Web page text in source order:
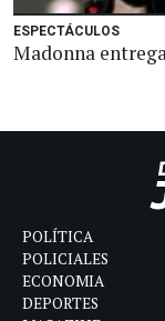
ESPECTÁCULOS
Madonna
POLÍTICA
POLICIALES
ECONOMIA
DEPORTES